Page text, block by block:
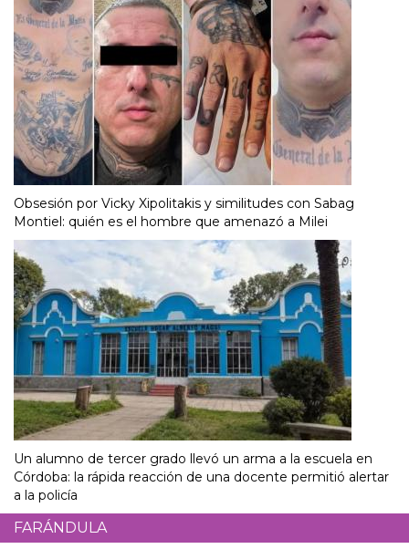
Obsesión por Vicky Xipolitakis y similitudes con Sabag
Montiel: quién es el hombre que amenazó a Milei
Un alumno de tercer grado llevó un arma a la escuela en
Córdoba: la rápida reacción de una docente permitió alertar
a la policía
FARÁNDULA